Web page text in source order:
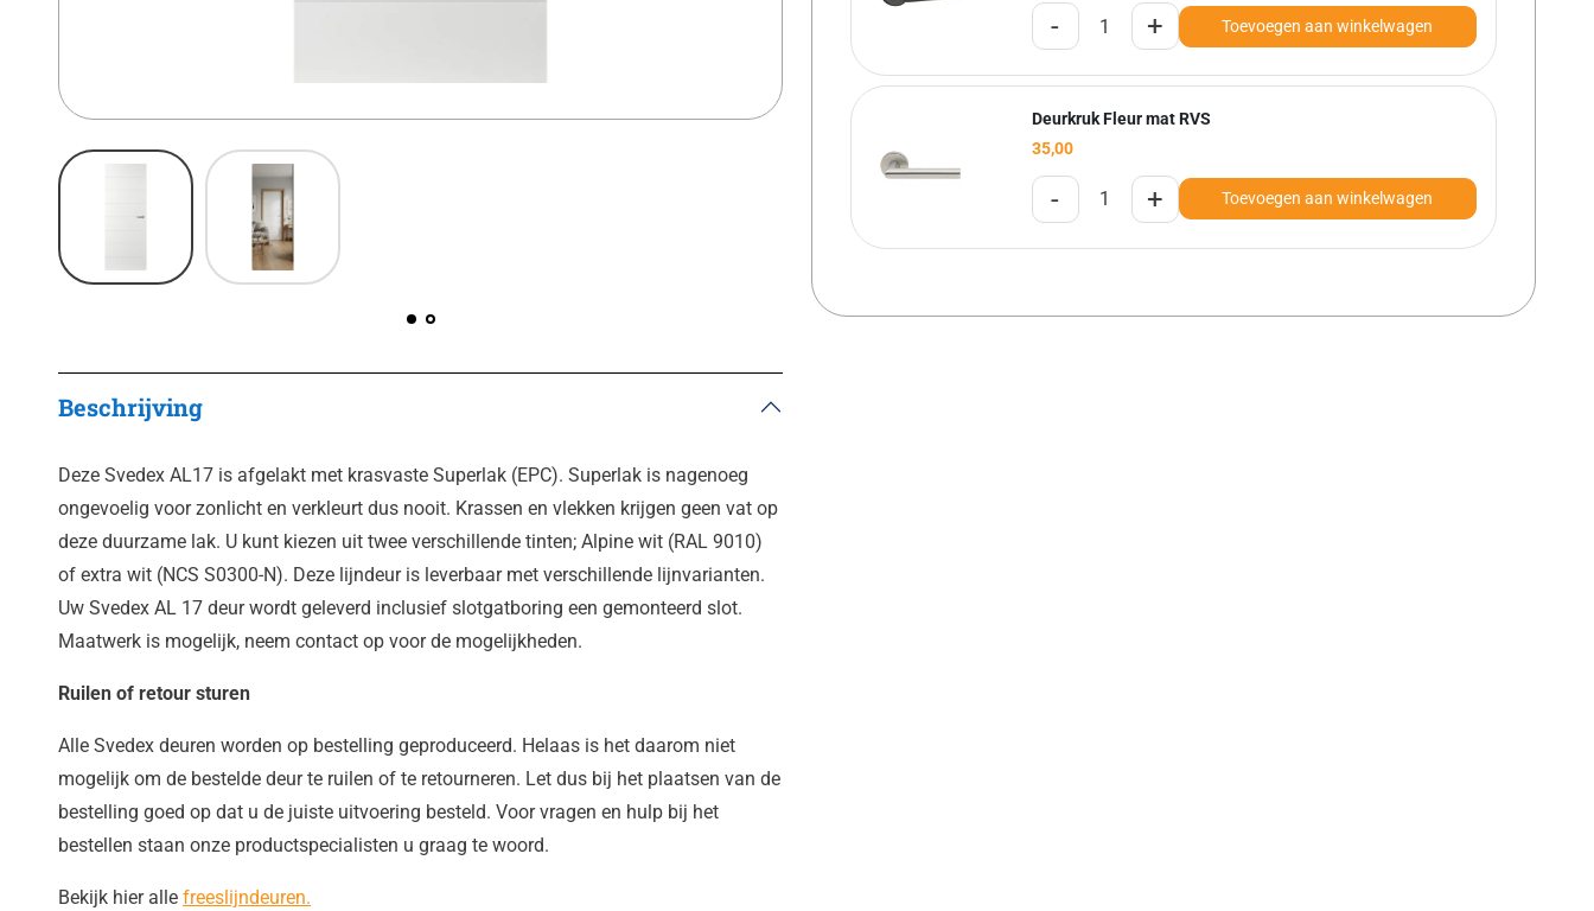
Beschrijving
Deze Svedex AL17 is afgelakt met krasvaste Superlak (EPC). Superlak is nagenoeg
ongevoelig voor zonlicht en verkleurt dus nooit. Krassen en vlekken krijgen geen vat op
deze duurzame lak. U kunt kiezen uit twee verschillende tinten; Alpine wit (RAL 9010)
of extra wit (NCS S0300-N). Deze lijndeur is leverbaar met verschillende lijnvarianten.
Uw Svedex AL 17 deur wordt geleverd inclusief slotgatboring een gemonteerd slot.
Maatwerk is mogelijk, neem contact op voor de mogelijkheden.
Ruilen of retour sturen
Alle Svedex deuren worden op bestelling geproduceerd. Helaas is het daarom niet
mogelijk om de bestelde deur te ruilen of te retourneren. Let dus bij het plaatsen van de
bestelling goed op dat u de juiste uitvoering besteld. Voor vragen en hulp bij het
bestellen staan onze productspecialisten u graag te woord.
Bekijk hier alle freeslijndeuren.
- + Toevoegen aan winkelwagen
Deurkruk Fleur mat RVS
35,00
- + Toevoegen aan winkelwagen